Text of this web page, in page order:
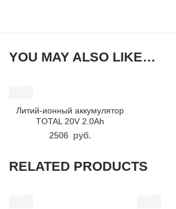
YOU MAY ALSO LIKE…
Литий-ионный аккумулятор
TOTAL 20V 2.0Ah
2506 руб.
RELATED PRODUCTS